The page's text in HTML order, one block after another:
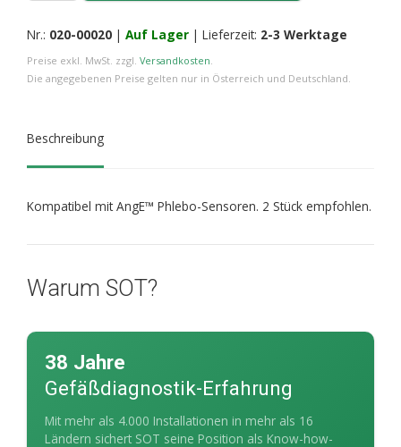
Nr.: 020-00020 | Auf Lager | Lieferzeit: 2-3 Werktage
Preise exkl. MwSt. zzgl. Versandkosten
Die angegebenen Preise gelten nur in Österreich und Deutschland.
Beschreibung
Kompatibel mit AngE™ Phlebo-Sensoren. 2 Stück empfohlen.
Warum SOT?
38 Jahre
Gefäßdiagnostik-Erfahrung
Mit mehr als 4.000 Installationen in mehr als 16
Ländern sichert SOT seine Position als Know-how-